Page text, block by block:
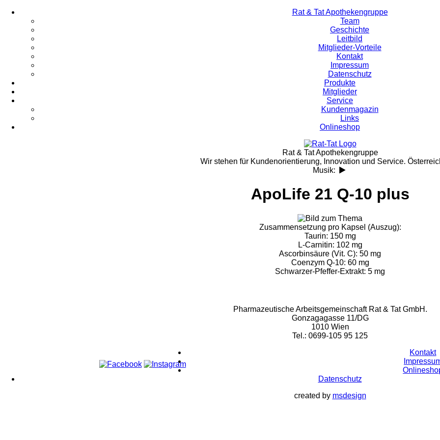
Rat & Tat Apothekengruppe
Team
Geschichte
Leitbild
Mitglieder-Vorteile
Kontakt
Impressum
Datenschutz
Produkte
Mitglieder
Service
Kundenmagazin
Links
Onlineshop
Rat & Tat Apothekengruppe
Wir stehen für Kundenorientierung, Innovation und Service.
Musik:
ApoLife 21 Q-10 plus
Zusammensetzung pro Kapsel (Auszug):
Taurin: 150 mg
L-Carnitin: 102 mg
Ascorbinsäure (Vit. C): 50 mg
Coenzym Q-10: 60 mg
Schwarzer-Pfeffer-Extrakt: 5 mg
Pharmazeutische Arbeitsgemeinschaft Rat & Tat GmbH.
Gonzagagasse 11/DG
1010 Wien
Tel.: 0699-105 95 125
Kontakt
Datenschutz
created by msdesign